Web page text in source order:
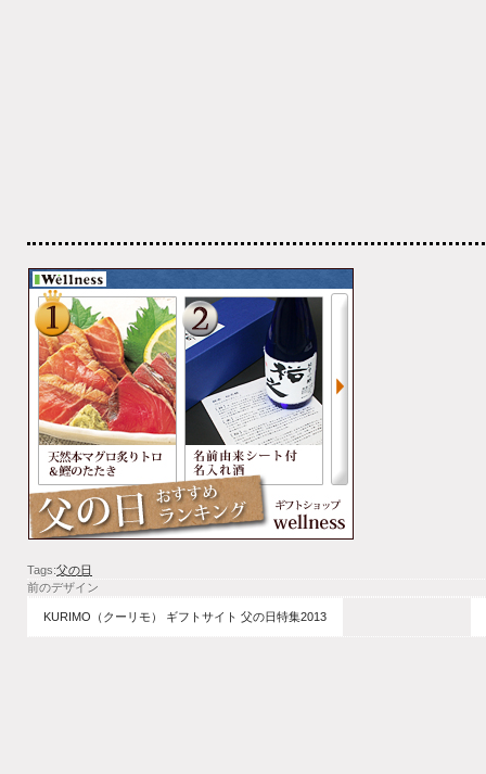
Tags:父の日
前のデザイン
KURIMO（クーリモ） ギフトサイト 父の日特集2013